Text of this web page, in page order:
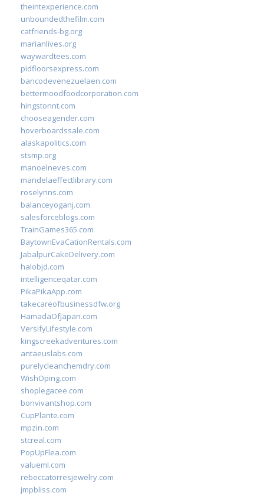
theintexperience.com
unboundedthefilm.com
catfriends-bg.org
marianlives.org
waywardtees.com
pidfloorsexpress.com
bancodevenezuelaen.com
bettermoodfoodcorporation.com
hingstonnt.com
chooseagender.com
hoverboardssale.com
alaskapolitics.com
stsmp.org
manoelneves.com
mandelaeffectlibrary.com
roselynns.com
balanceyoganj.com
salesforceblogs.com
TrainGames365.com
BaytownEvaCationRentals.com
JabalpurCakeDelivery.com
halobjd.com
intelligenceqatar.com
PikaPikaApp.com
takecareofbusinessdfw.org
HamadaOfJapan.com
VersifyLifestyle.com
kingscreekadventures.com
antaeuslabs.com
purelycleanchemdry.com
WishOping.com
shoplegacee.com
bonvivantshop.com
CupPlante.com
mpzin.com
stcreal.com
PopUpFlea.com
valueml.com
rebeccatorresjewelry.com
jmpbliss.com